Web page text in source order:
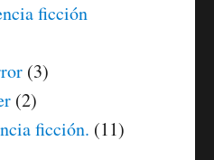
ficción
(3)
(2)
ficción. (11)